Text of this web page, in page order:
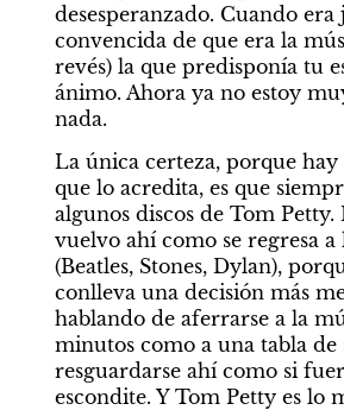
desesperanzado. Cuando era
convencida de que era la
revés) la que predisponía tu
ánimo. Ahora ya no estoy
nada.
La única certeza, porque
que lo acredita, es que
algunos discos de Tom Petty.
vuelvo ahí como se regresa a
(Beatles, Stones, Dylan),
conlleva una decisión más
hablando de aferrarse a la
minutos como a una tabla de
resguardarse ahí como si
escondite. Y Tom Petty es lo